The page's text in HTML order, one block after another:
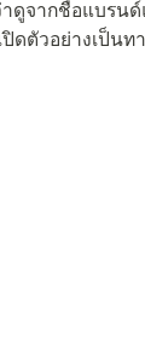
ดูจากชื่อแบรน
ดตัวอย่างเป็น